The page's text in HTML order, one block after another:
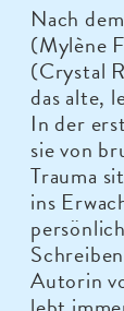
Nach
(Mylène
(Crystal
das alte,
In der
sie von
Trauma
ins
Autorin